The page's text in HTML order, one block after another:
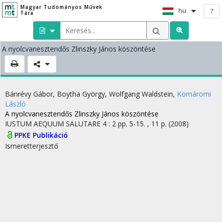
Magyar Tudományos Művek
Tára
hu ?
A nyolcvanesztendős Zlinszky János köszöntése
Bánrévy Gábor, Boytha György, Wolfgang Waldstein, Komáromi
László
A nyolcvanesztendős Zlinszky János köszöntése
IUSTUM AEQUUM SALUTARE 4 : 2 pp. 5-15. , 11 p. (2008)
PPKE Publikáció
Ismeretterjesztő